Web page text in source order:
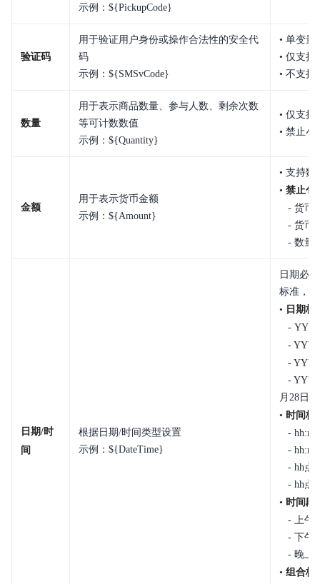
示例：${PickupCode}
验证码
用于验证用户身份或操作合法性的安全代
码
示例：${SMSvCode}
• 单变量
• 仅支持
• 不支持
数量
用于表示商品数量、参与人数、剩余次数
等可计数数值
示例：${Quantity}
• 仅支持
• 禁止小
金额
用于表示货币金额
示例：${Amount}
• 支持数
• 禁止包
- 货币
- 货币
- 数量
日期/时
间
根据日期/时间类型设置
示例：${DateTime}
日期必
标准，
• 日期格
-
-
-
-
月28日)
• 时间格
-
-
- hh点
- hh点
• 时间段
- 上午
- 下午
- 晚上
• 组合格